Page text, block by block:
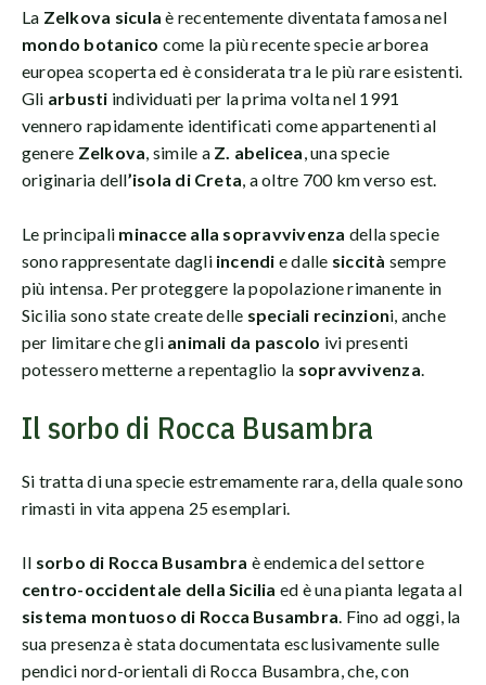
La Zelkova sicula è recentemente diventata famosa nel
mondo botanico come la più recente specie arborea
europea scoperta ed è considerata tra le più rare esistenti.
Gli arbusti individuati per la prima volta nel 1991
vennero rapidamente identificati come appartenenti al
genere Zelkova , simile a Z. abelicea , una specie
originaria dell’isola di Creta , a oltre 700 km verso est.
Le principali minacce alla sopravvivenza della specie
sono rappresentate dagli incendi e dalle siccità sempre
più intensa. Per proteggere la popolazione rimanente in
Sicilia sono state create delle speciali recinzioni, anche
per limitare che gli animali da pascolo ivi presenti
potessero metterne a repentaglio la sopravvivenza
Il sorbo di Rocca Busambra
Si tratta di una specie estremamente rara, della quale sono
rimasti in vita appena 25 esemplari.
Il sorbo di Rocca Busambra è endemica del settore
centro-occidentale della Sicilia ed è una pianta legata al
sistema montuoso di Rocca Busambra . Fino ad oggi, la
sua presenza è stata documentata esclusivamente sulle
pendici nord-orientali di Rocca Busambra, che, con